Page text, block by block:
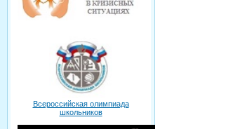
Всероссийская олимпиада
школьников